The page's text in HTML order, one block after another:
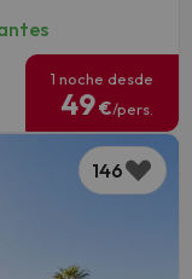
1 noche desde
49€/pers.
146